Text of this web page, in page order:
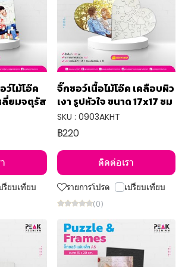
ว์ไม้โอ๊ค
ลี่ยมจตุรัส
รียบเทียบ
จิ๊กซอว์เนื้อไม้โอ๊ค เคลือบผิว
เงา รูปหัวใจ ขนาด 17x17 ซม
SKU : 0903AKHT
฿220
ติดต่อเรา
รายการโปรด เปรียบเทียบ
(0)